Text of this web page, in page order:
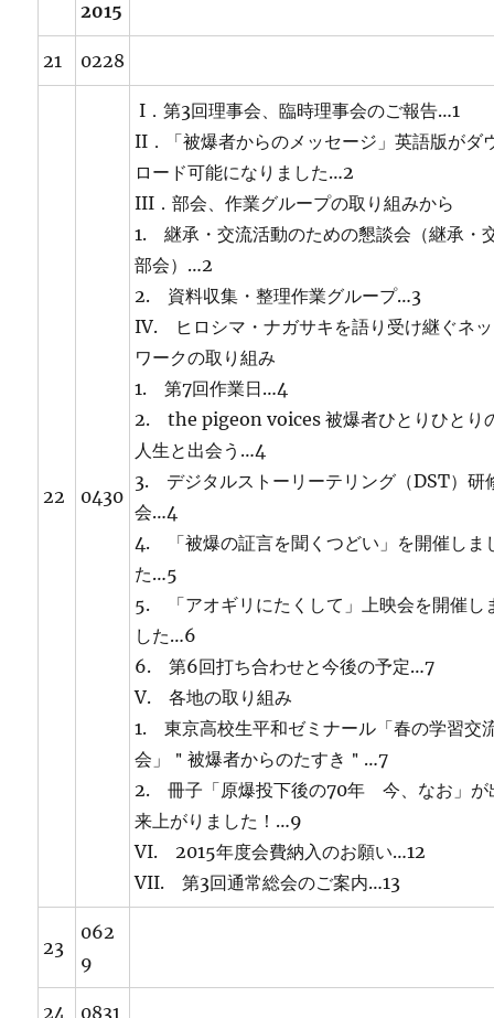
2015
21 0228
22 0430
I．第3回理事会、臨時理事会のご報告…1
II．「被爆者からのメッセージ」英語版がダ
ロード可能になりました…2
III．部会、作業グループの取り組みから
1. 継承・交流活動のための懇談会（継承・
部会）…2
2. 資料収集・整理作業グループ…3
IV. ヒロシマ・ナガサキを語り受け継ぐネ
ワークの取り組み
1. 第7回作業日…4
2. the pigeon voices 被爆者ひとりひとり
人生と出会う…4
3. デジタルストーリーテリング（DST）研
会…4
4. 「被爆の証言を聞くつどい」を開催しま
た…5
5. 「アオギリにたくして」上映会を開催し
した…6
6. 第6回打ち合わせと今後の予定…7
V. 各地の取り組み
1. 東京高校生平和ゼミナール「春の学習交
会」＂被爆者からのたすき＂…7
2. 冊子「原爆投下後の70年 今、なお」が
来上がりました！…9
VI. 2015年度会費納入のお願い…12
VII. 第3回通常総会のご案内…13
23
062
9
24 0831